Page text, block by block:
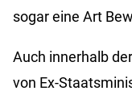
sogar eine Art
Auch innerhalb
von Ex-